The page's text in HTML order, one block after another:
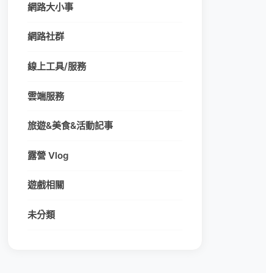
網路大小事
網路社群
線上工具/服務
雲端服務
旅遊&美食&活動記事
露營 Vlog
遊戲相關
未分類